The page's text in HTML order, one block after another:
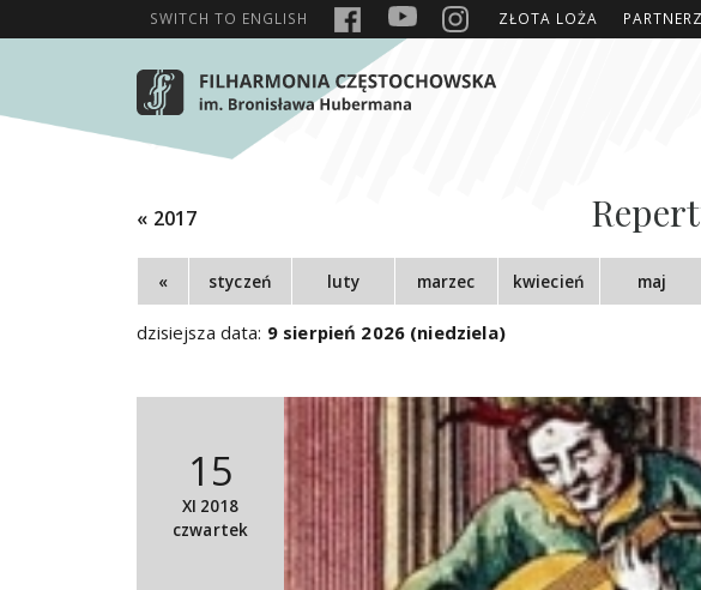
SWITCH TO ENGLISH ZŁOTA LOŻA
« 2017
« styczeń luty marzec kwiecień maj
dzisiejsza data: 9 sierpień 2026 (niedziela)
15
XI 2018
czwartek